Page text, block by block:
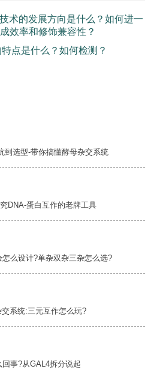
术的发展方向是什么？如何进一
效率和修饰兼容性？
点是什么？如何检测？
到选型-带你搞懂酵母杂交系统
DNA-蛋白互作的老牌工具
么设计?单杂双杂三杂怎么选?
系统:三元互作怎么玩?
事?从GAL4拆分说起